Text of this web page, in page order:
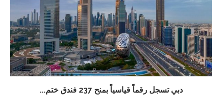
دبي تسجل رقماً قياسياً بمنح 237 فندق ختم...